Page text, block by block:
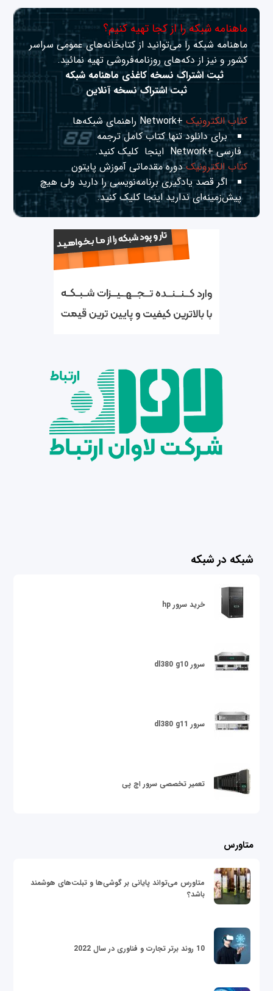
ماهنامه شبکه را از کجا تهیه کنیم؟
ماهنامه شبکه را می‌توانید از کتابخانه‌های عمومی سراسر
کشور و نیز از دکه‌های روزنامه‌فروشی تهیه نمائید.
ثبت اشتراک نسخه کاغذی ماهنامه شبکه
ثبت اشتراک نسخه آنلاین
کتاب الکترونیک+Network راهنمای شبکه‌ها
برای دانلود تنها کتاب کامل ترجمه
فارسی +Network
اینجا کلیک کنید.
کتاب الکترونیکدوره مقدماتی آموزش پایتون
اگر قصد یادگیری برنامه‌نویسی را دارید ولی هیچ
پیش‌زمینه‌ای نداریداینجا کلیک کنید.
شبکه در شبکه
خرید سرور hp
سرور dl380 g10
سرور dl380 g11
تعمیر تخصصی سرور اچ پی
متاورس
متاورس می‌تواند پایانی بر گوشی‌ها و تبلت‌های هوشمند
باشد؟
10 روند برتر تجارت و فناوری در سال 2022